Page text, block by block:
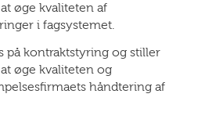
øge kvaliteten af
i fagsystemet.
på kontraktstyring og stiller
øge kvaliteten og
håndtering af